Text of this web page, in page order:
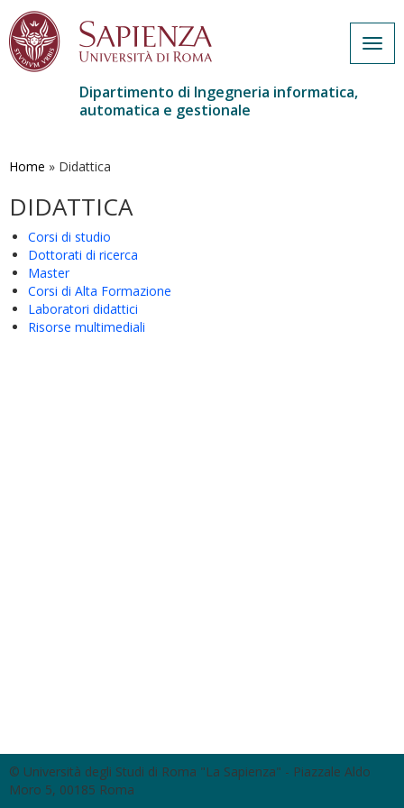
contenuto
Dipartimento di Ingegneria informatica,
automatica e gestionale
Home » Didattica
DIDATTICA
Corsi di studio
Dottorati di ricerca
Master
Corsi di Alta Formazione
Laboratori didattici
Risorse multimediali
© Università degli Studi di Roma "La Sapienza" - Piazzale Aldo
Moro 5, 00185 Roma